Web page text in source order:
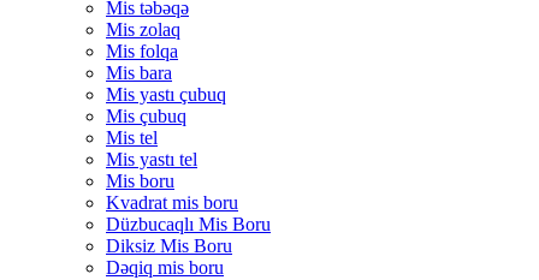
Mis təbəqə
Mis zolaq
Mis folqa
Mis bara
Mis yastı çubuq
Mis çubuq
Mis tel
Mis yastı tel
Mis boru
Kvadrat mis boru
Düzbucaqlı Mis Boru
Diksiz Mis Boru
Dəqiq mis boru